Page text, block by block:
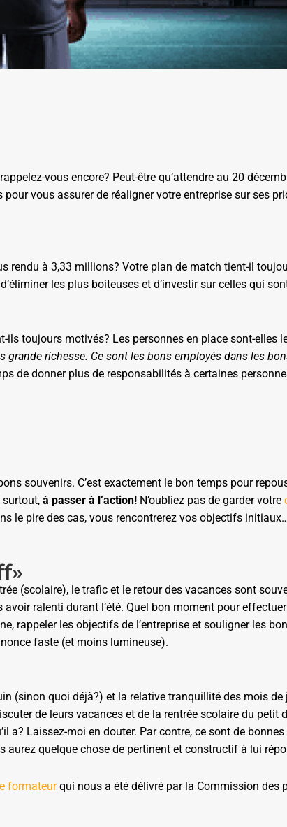
vous encore? Peut-être qu’attendre au 20
vous assurer de réaligner votre entreprise sur ses
rendu à 3,33 millions? Votre plan de match tient-il
les plus boiteuses et d’investir sur celles qui
toujours motivés? Les personnes en place sont-elles
grande richesse. Ce sont les bons employés dans les
de donner plus de responsabilités à certaines
souvenirs. C’est exactement le bon temps pour
surtout, à passer à l’action! N’oubliez pas de garder votre
le pire des cas, vous rencontrerez vos objectifs
(scolaire), le trafic et le retour des vacances sont
ralenti durant l’été. Quel bon moment pour
rappeler les objectifs de l’entreprise et souligner les
faste (et moins lumineuse).
(sinon quoi déjà?) et la relative tranquillité des mois de
de leurs vacances et de la rentrée scolaire du petit
Laissez-moi en douter. Par contre, ce sont de
aurez quelque chose de pertinent et constructif à lui
formateurqui nous a été délivré par la Commission des